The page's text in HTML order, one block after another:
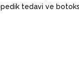
tedavi ve